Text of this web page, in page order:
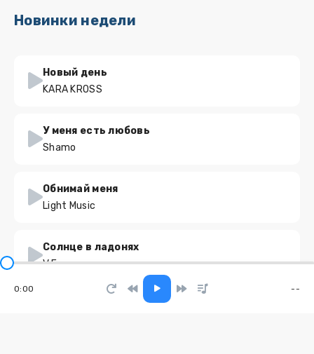
Новинки недели
Новый день
KARA KROSS
У меня есть любовь
Shamo
Обнимай меня
Light Music
Солнце в ладонях
V.Erema
The Night We Almost Made It
0:00 --